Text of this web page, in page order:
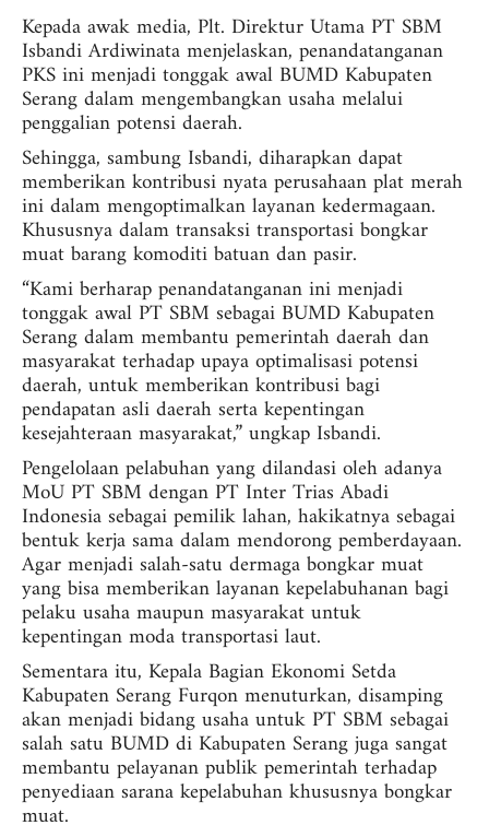
Kepada awak media, Plt. Direktur Utama PT SBM
Isbandi Ardiwinata menjelaskan, penandatanganan
PKS ini menjadi tonggak awal BUMD Kabupaten
Serang dalam mengembangkan usaha melalui
penggalian potensi daerah.
Sehingga, sambung Isbandi, diharapkan dapat
memberikan kontribusi nyata perusahaan plat merah
ini dalam mengoptimalkan layanan kedermagaan.
Khususnya dalam transaksi transportasi bongkar
muat barang komoditi batuan dan pasir.
“Kami berharap penandatanganan ini menjadi
tonggak awal PT SBM sebagai BUMD Kabupaten
Serang dalam membantu pemerintah daerah dan
masyarakat terhadap upaya optimalisasi potensi
daerah, untuk memberikan kontribusi bagi
pendapatan asli daerah serta kepentingan
kesejahteraan masyarakat,” ungkap Isbandi.
Pengelolaan pelabuhan yang dilandasi oleh adanya
MoU PT SBM dengan PT Inter Trias Abadi
Indonesia sebagai pemilik lahan, hakikatnya sebagai
bentuk kerja sama dalam mendorong pemberdayaan.
Agar menjadi salah-satu dermaga bongkar muat
yang bisa memberikan layanan kepelabuhanan bagi
pelaku usaha maupun masyarakat untuk
kepentingan moda transportasi laut.
Sementara itu, Kepala Bagian Ekonomi Setda
Kabupaten Serang Furqon menuturkan, disamping
akan menjadi bidang usaha untuk PT SBM sebagai
salah satu BUMD di Kabupaten Serang juga sangat
membantu pelayanan publik pemerintah terhadap
penyediaan sarana kepelabuhan khususnya bongkar
muat.